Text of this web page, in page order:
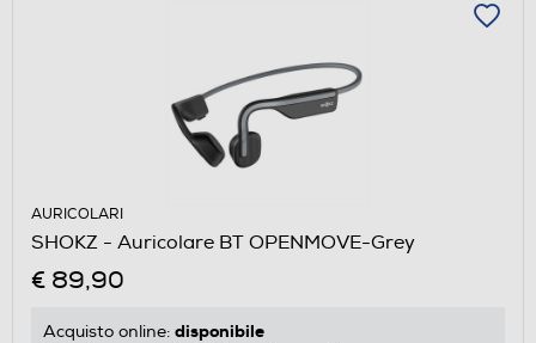
AURICOLARI
SHOKZ - Auricolare BT OPENMOVE-Grey
€ 89,90
Acquisto online: disponibile